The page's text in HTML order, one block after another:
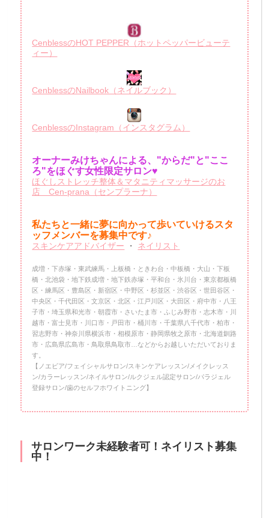
CenblessのHOT PEPPER（ホットペッパービューテ
ィー）
CenblessのNailbook（ネイルブック）
CenblessのInstagram（インスタグラム）
オーナーみけちゃんによる、"からだ"と"ここ
ろ"をほぐす女性限定サロン♥
ほぐしストレッチ整体＆マタニティマッサージのお
店 Cen-prana（センプラーナ）
私たちと一緒に夢に向かって歩いていけるスタ
ッフメンバーを募集中です♪
スキンケアアドバイザー ・ ネイリスト
成増・下赤塚・東武練馬・上板橋・ときわ台・中板橋・大山・下板
橋・北池袋・地下鉄成増・地下鉄赤塚・平和台・氷川台・東京都板橋
区・練馬区・豊島区・新宿区・中野区・杉並区・渋谷区・世田谷区・
中央区・千代田区・文京区・北区・江戸川区・大田区・府中市・八王
子市・埼玉県和光市・朝霞市・さいたま市・ふじみ野市・志木市・川
越市・富士見市・川口市・戸田市・桶川市・千葉県八千代市・柏市・
習志野市・神奈川県横浜市・相模原市・静岡県牧之原市・北海道釧路
市・広島県広島市・鳥取県鳥取市…などからお越しいただいておりま
す。
【ノエビア/フェイシャルサロン/スキンケアレッスン/メイクレッス
ン/カラーレッスン/ネイルサロン/ルクジェル認定サロン/パラジェル
登録サロン/歯のセルフホワイトニング】
サロンワーク未経験者可！ネイリスト募集
中！